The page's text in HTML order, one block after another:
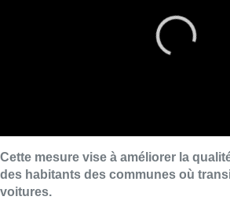
Bruxelles en venant de Liège est réduite
circulation. Une modification qui, vers
l'avenue des Communautés (km
complexe#Reyers.